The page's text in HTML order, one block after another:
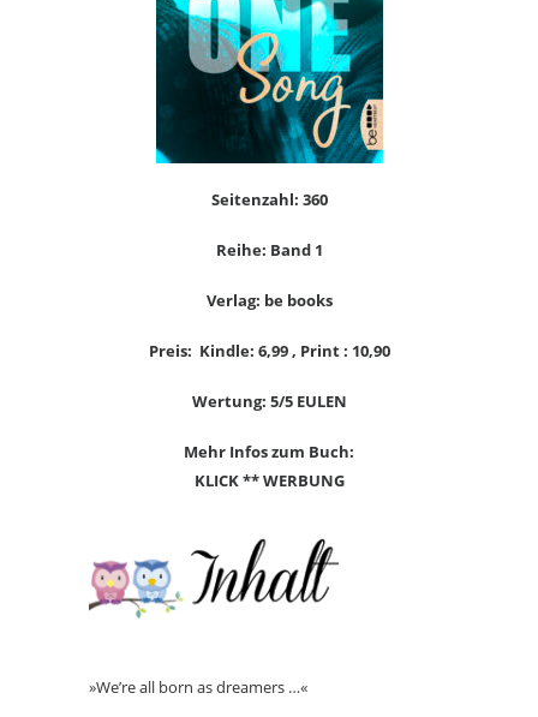
Seitenzahl: 360
Reihe: Band 1
Verlag: be books
Preis: Kindle: 6,99 , Print : 10,90
Wertung: 5/5 EULEN
Mehr Infos zum Buch:
KLICK ** WERBUNG
»We’re all born as dreamers …«